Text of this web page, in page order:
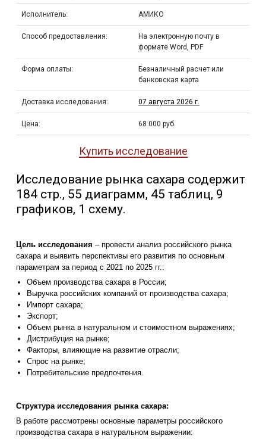
Исполнитель: АМИКО
Способ предоставления:
На электронную почту в
формате Word, PDF
Форма оплаты:
Безналичный расчет или
банковская карта
Доставка исследования: 07 августа 2026 г.
Цена: 68 000 руб.
Купить исследование
Исследование рынка сахара содержит
184 стр., 55 диаграмм, 45 таблиц, 9
графиков, 1 схему.
Цель исследования – провести анализ российского рынка
сахара и выявить перспективы его развития по основным
параметрам за период с 2021 по 2025 гг.:
Объем производства сахара в России;
Выручка российских компаний от производства сахара;
Импорт сахара;
Экспорт;
Объем рынка в натуральном и стоимостном выражениях;
Дистрибуция на рынке;
Факторы, влияющие на развитие отрасли;
Спрос на рынке;
Потребительские предпочтения.
Структура исследования рынка сахара:
В работе рассмотрены основные параметры российского
производства сахара в натуральном выражении: